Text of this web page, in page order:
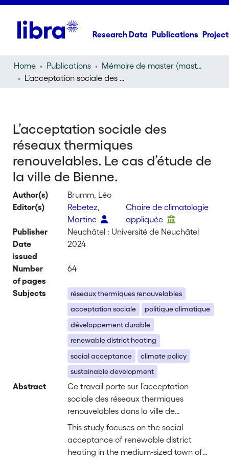
Research Data Publications
Home Publications
Mémoire de master (master thesis)
L’acceptation sociale des réseaux thermiques renouvelables. Le cas d’étude de la ville de Bienne.
L’acceptation sociale des
réseaux thermiques
renouvelables. Le cas d’étude de
la ville de Bienne.
Author(s)
Brumm, Léo
Editor(s)
Rebetez,
Martine
Chaire de climatologie
appliquée
Publisher
Neuchâtel : Université de Neuchâtel
Date
issued
2024
Number
of pages
64
Subjects
réseaux thermiques renouvelables
acceptation sociale
politique climatique
développement durable
renewable district heating
social acceptance
climate policy
sustainable development
Abstract
Ce travail porte sur l’acceptation
sociale des réseaux thermiques
renouvelables dans la ville de
Biel/Bienne, en Suisse. Il s’inscrit dans
une volonté politique d’instaurer une
obligation de raccordement au réseau,
This study focuses on the social
acceptance of renewable district
heating in the medium-sized town of